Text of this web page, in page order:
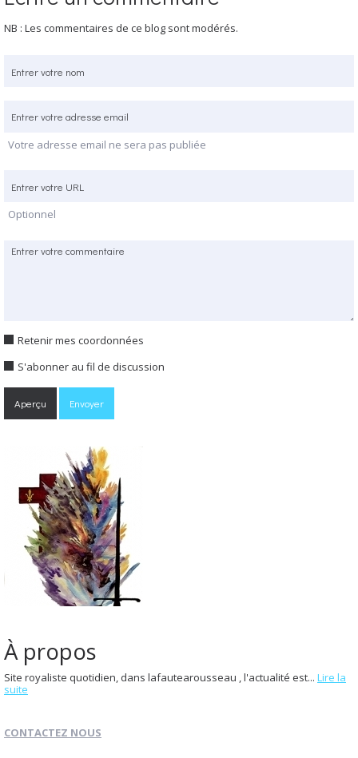
NB : Les commentaires de ce blog sont modérés.
Votre adresse email ne sera pas publiée
Optionnel
Retenir mes coordonnées
S'abonner au fil de discussion
À propos
Site royaliste quotidien, dans lafautearousseau , l'actualité est... Lire la
suite
CONTACTEZ NOUS